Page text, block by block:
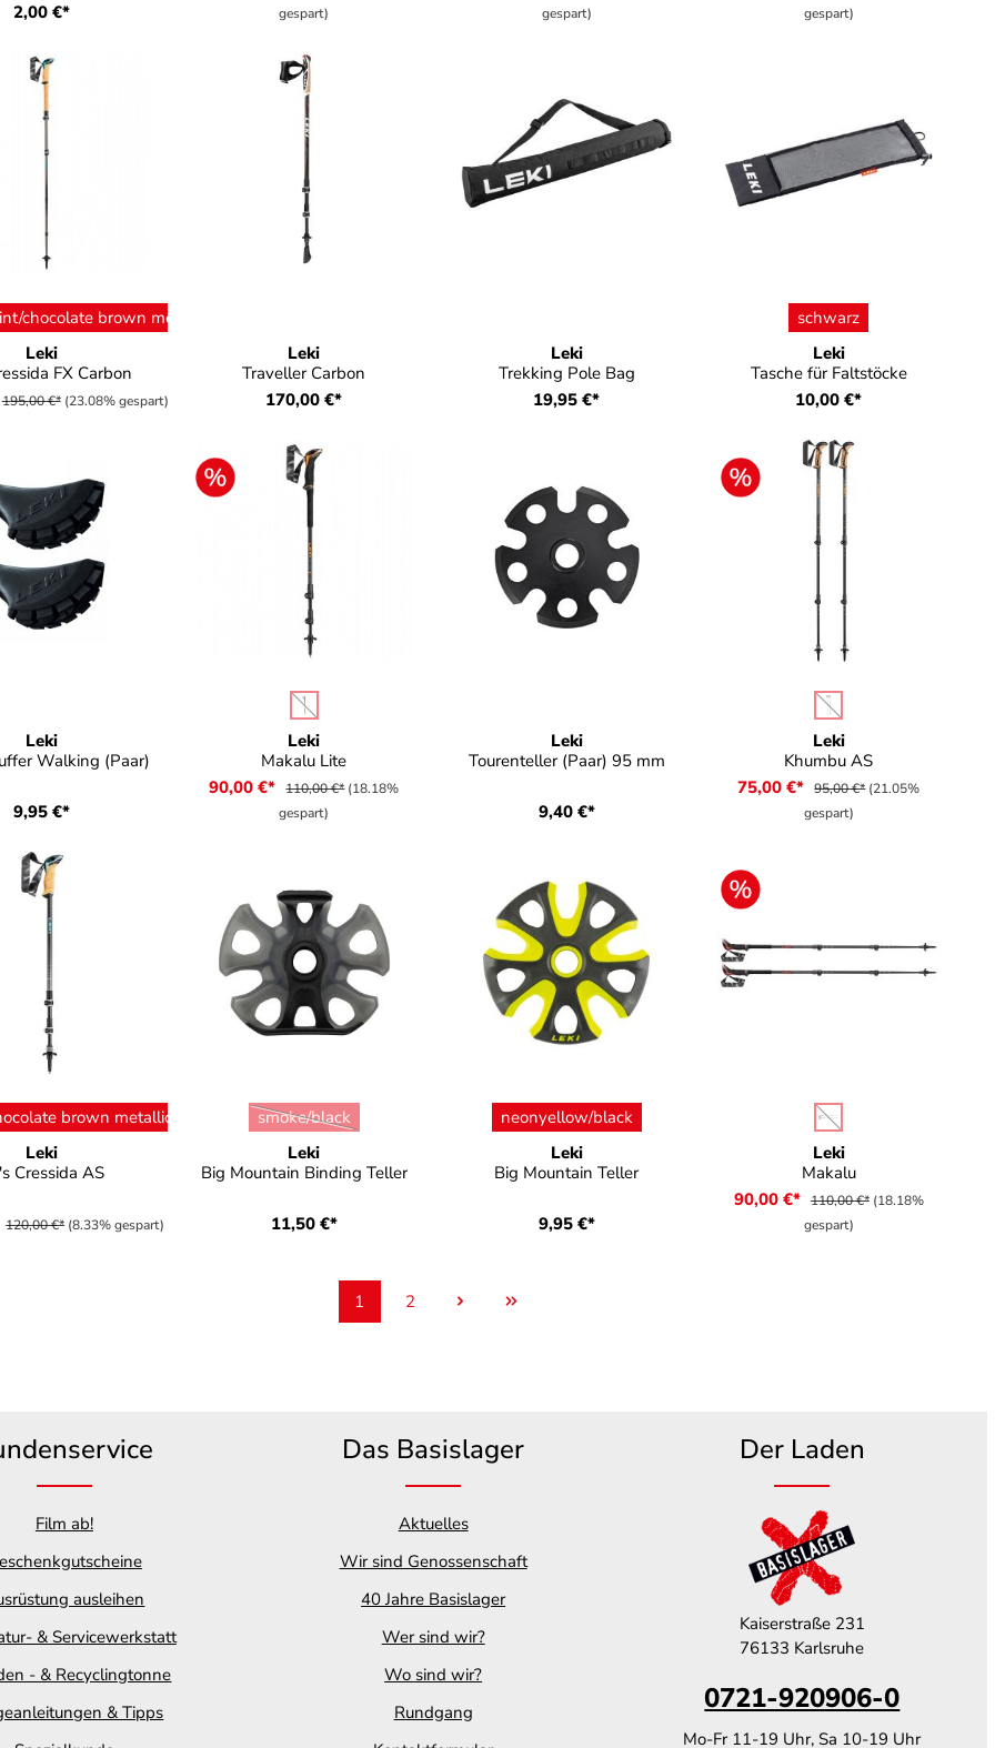
2,00 €*
gespart)
gespart)
gespart)
Leki
FX Carbon
chocolate brown metallic
195,00 €* (23.08% gespart)
Leki
Traveller Carbon
170,00 €*
Leki
Trekking Pole Bag
19,95 €*
Leki
Tasche für Faltstöcke
Farbeauswählen
schwarz
10,00 €*
Leki
Walking (Paar)
9,95 €*
Leki
Makalu Lite
auswählen
(Diese Option ist zurzeit nicht verfügbar.)
90,00 €* 110,00 €* (18.18%
gespart)
Leki
Tourenteller (Paar) 95 mm
9,40 €*
Leki
Khumbu AS
auswählen
(Diese Option ist zurzeit
75,00 €* 95,00 €* (21.05%
gespart)
Leki
Cressida AS
brown metallic/mint
120,00 €* (8.33% gespart)
Leki
Big Mountain Binding Teller
Farbeauswählen
smoke/black
(Diese Option ist zurzeit nicht verfügbar.)
11,50 €*
Leki
Big Mountain Teller
Farbeauswählen
neonyellow/black
9,95 €*
Leki
Makalu
auswählen
(Diese Option ist zurzeit
90,00 €* 110,00 €* (18.18%
gespart)
Seite
1 Seite
2
Film ab!
ausleihen
& Servicewerkstatt
- & Recyclingtonne
& Tipps
Das Basislager
Aktuelles
Wir sind Genossenschaft
40 Jahre Basislager
Wer sind wir?
Wo sind wir?
Rundgang
Der Laden
Kaiserstraße 231
76133 Karlsruhe
0721-920906-0
Mo-Fr 11-19 Uhr, Sa 10-19 Uhr